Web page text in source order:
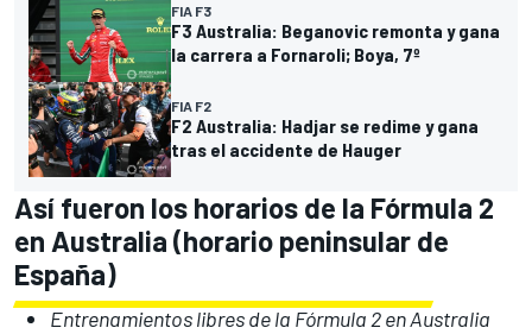
FIA F3
F3 Australia: Beganovic remonta y gana
la carrera a Fornaroli; Boya, 7º
FIA F2
F2 Australia: Hadjar se redime y gana
tras el accidente de Hauger
Así fueron los horarios de la Fórmula 2
en Australia (horario peninsular de
España)
Entrenamientos libres de la Fórmula 2 en Australia